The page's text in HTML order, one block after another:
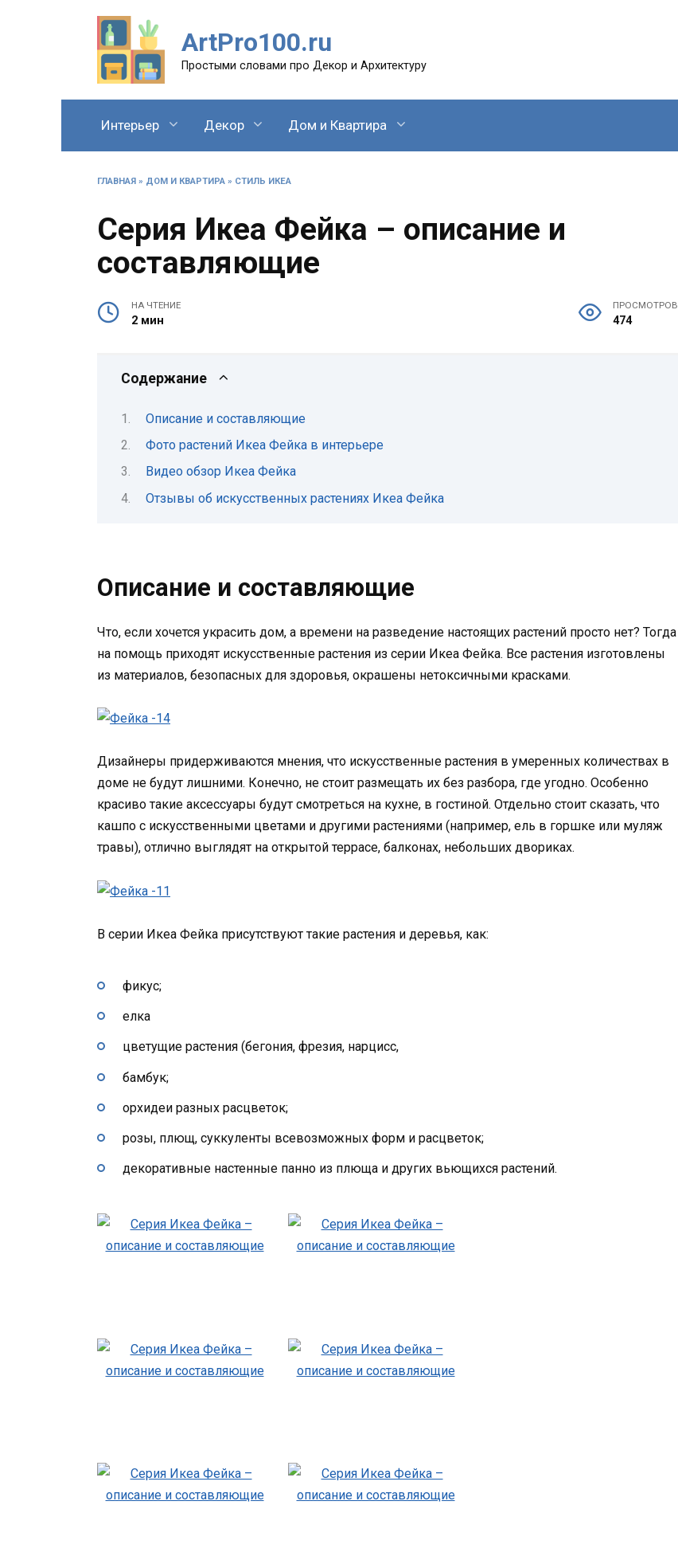
ArtPro100.ru
Простыми словами про Декор и Архитектуру
Интерьер Декор Дом и Квартира
ГЛАВНАЯ » ДОМ И КВАРТИРА » СТИЛЬ ИКЕА
Серия Икеа Фейка – описание и
составляющие
НА ЧТЕНИЕ
2 мин
ПРОСМОТРОВ
474
Содержание
Описание и составляющие
Фото растений Икеа Фейка в интерьере
Видео обзор Икеа Фейка
Отзывы об искусственных растениях Икеа Фейка
Описание и составляющие
Что, если хочется украсить дом, а времени на разведение настоящих растений просто нет? Тогда
на помощь приходят искусственные растения из серии Икеа Фейка. Все растения изготовлены
из материалов, безопасных для здоровья, окрашены нетоксичными красками.
Дизайнеры придерживаются мнения, что искусственные растения в умеренных количествах в
доме не будут лишними. Конечно, не стоит размещать их без разбора, где угодно. Особенно
красиво такие аксессуары будут смотреться на кухне, в гостиной. Отдельно стоит сказать, что
кашпо с искусственными цветами и другими растениями (например, ель в горшке или муляж
травы), отлично выглядят на открытой террасе, балконах, небольших двориках.
В серии Икеа Фейка присутствуют такие растения и деревья, как:
фикус;
елка
цветущие растения (бегония, фрезия, нарцисс,
бамбук;
орхидеи разных расцветок;
розы, плющ, суккуленты всевозможных форм и расцветок;
декоративные настенные панно из плюща и других вьющихся растений.